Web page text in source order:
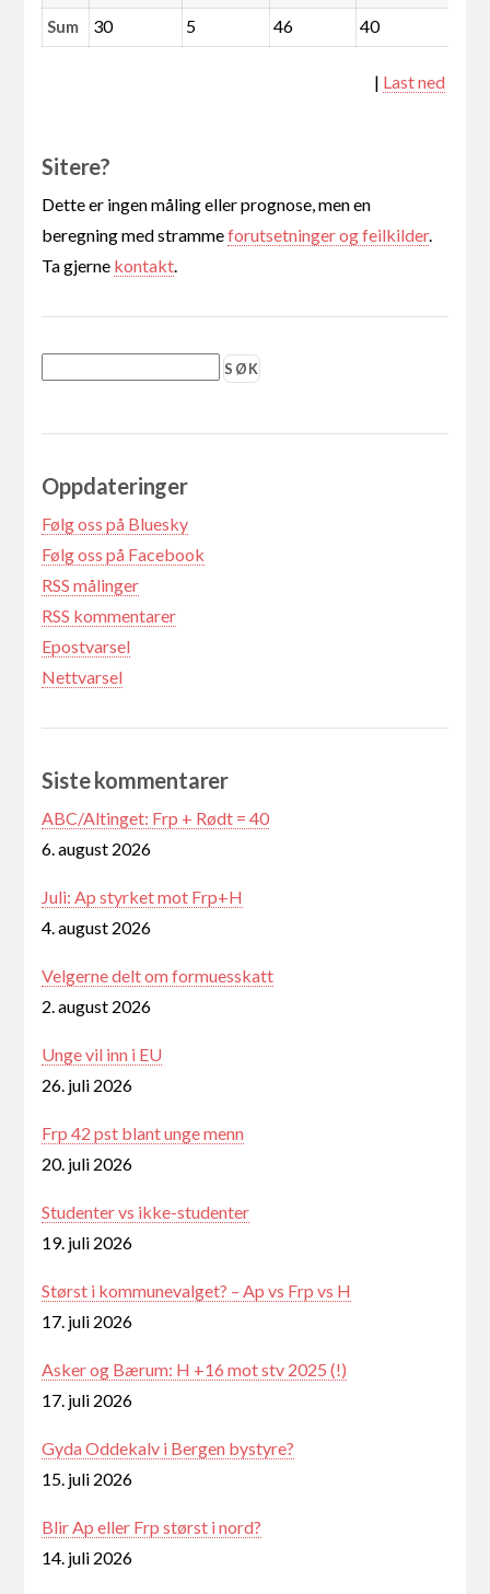
Sum 30 5 46 40
| Last ned
Sitere?
Dette er ingen måling eller prognose, men en
beregning med strammeforutsetninger og feilkilder.
Ta gjerne kontakt.
Oppdateringer
Følg oss på Bluesky
Følg oss på Facebook
RSS målinger
RSS kommentarer
Epostvarsel
Nettvarsel
Siste kommentarer
ABC/Altinget: Frp + Rødt = 40
6. august 2026
Juli: Ap styrket mot Frp+H
4. august 2026
Velgerne delt om formuesskatt
2. august 2026
Unge vil inn i EU
26. juli 2026
Frp 42 pst blant unge menn
20. juli 2026
Studenter vs ikke-studenter
19. juli 2026
Størst i kommunevalget? – Ap vs Frp vs H
17. juli 2026
Asker og Bærum: H +16 mot stv 2025 (!)
17. juli 2026
Gyda Oddekalv i Bergen bystyre?
15. juli 2026
Blir Ap eller Frp størst i nord?
14. juli 2026